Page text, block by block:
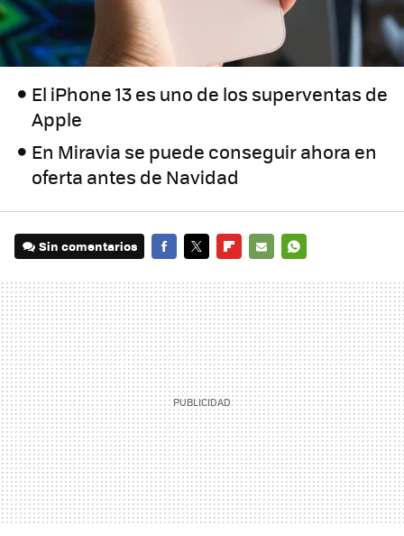
El iPhone 13 es uno de los superventas de
Apple
En Miravia se puede conseguir ahora en
oferta antes de Navidad
Sin comentarios
MAIL